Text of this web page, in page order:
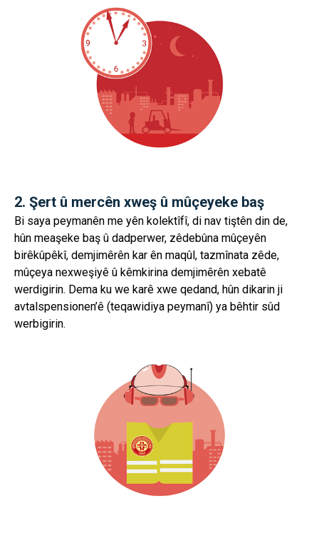
2. Şert û mercên xweş û mûçeyeke baş
Bi saya peymanên me yên kolektîfî, di nav tiştên din de,
hûn meaşeke baş û dadperwer, zêdebûna mûçeyên
birêkûpêkî, demjimêrên kar ên maqûl, tazmînata zêde,
mûçeya nexweşiyê û kêmkirina demjimêrên xebatê
werdigirin. Dema ku we karê xwe qedand, hûn dikarin ji
avtalspensionen’ê (teqawidiya peymanî) ya bêhtir sûd
werbigirin.